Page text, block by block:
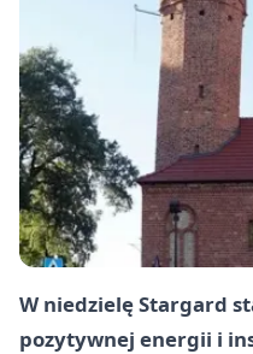
W niedzielę Stargard
pozytywnej energii i